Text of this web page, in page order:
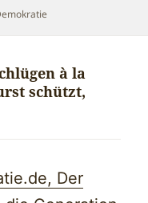
à la
schützt,
Der